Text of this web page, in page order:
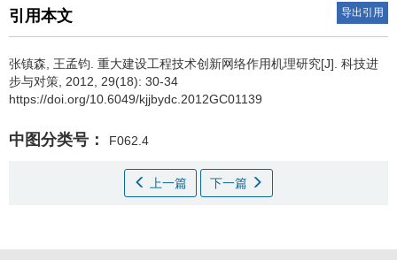
引用本文 导出引用
张镇森 王孟钧 重大建设工程技术创新网络作用机理研究[J]. 科技进
步与对策, 2012, 29(18): 30-34
https://doi.org/10.6049/kjjbydc.2012GC01139
中图分类号： F062.4
上一篇 下一篇